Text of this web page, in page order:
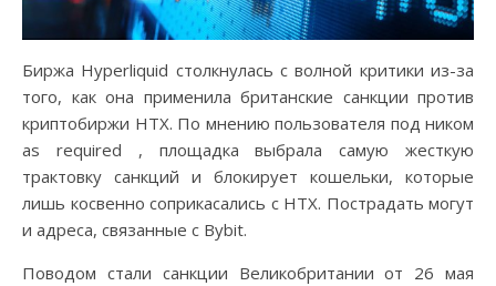
Биржа Hyperliquid столкнулась с волной критики из-за
того, как она применила британские санкции против
криптобиржи HTX. По мнению пользователя под ником
as required , площадка выбрала самую жесткую
трактовку санкций и блокирует кошельки, которые
лишь косвенно соприкасались с HTX. Пострадать могут
и адреса, связанные с Bybit.
Поводом стали санкции Великобритании от 26 мая